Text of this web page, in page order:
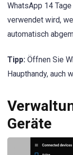
WhatsApp 14
verwendet wird,
automatisch
Tipp: Öffnen Sie
Haupthandy, auch
Geräte